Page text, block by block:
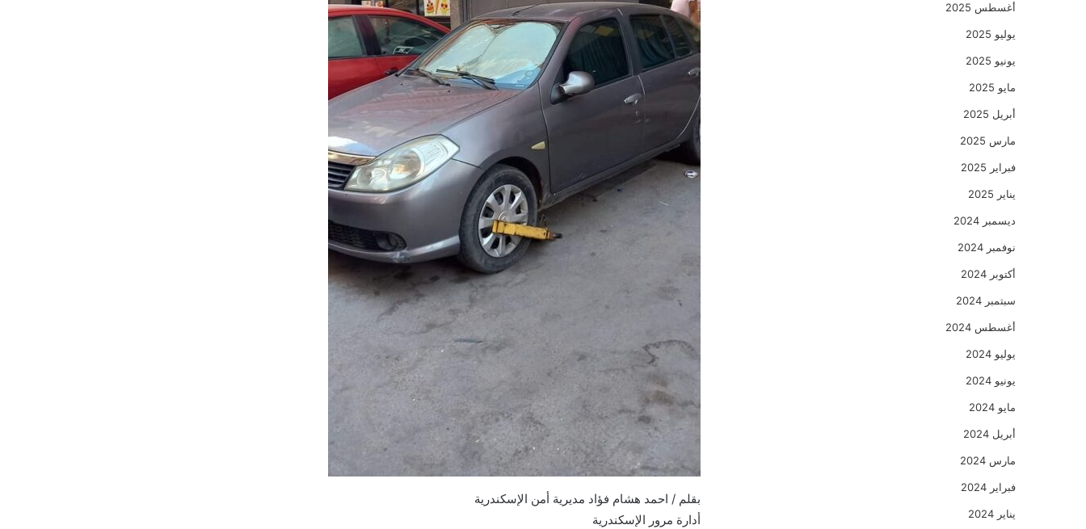
بقلم / احمد هشام فؤاد مديرية أمن الإسكندرية
أدارة مرور الإسكندرية
أغسطس 2025
يوليو 2025
يونيو 2025
مايو 2025
أبريل 2025
مارس 2025
فبراير 2025
يناير 2025
ديسمبر 2024
نوفمبر 2024
أكتوبر 2024
سبتمبر 2024
أغسطس 2024
يوليو 2024
يونيو 2024
مايو 2024
أبريل 2024
مارس 2024
فبراير 2024
يناير 2024